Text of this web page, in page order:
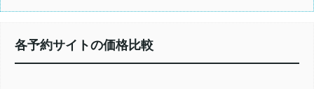
各予約サイトの価格比較